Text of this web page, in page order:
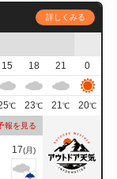
詳しくみる
15 18 21
0
℃ 23℃ 21℃ 20℃
報を見る
17(月)